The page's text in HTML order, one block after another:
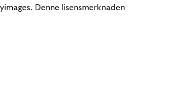
Denne lisensmerknaden